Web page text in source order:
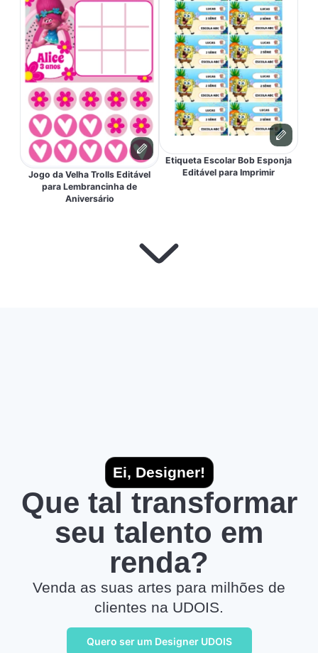
Jogo da Velha Trolls Editável
para Lembrancinha de
Aniversário
Etiqueta Escolar Bob Esponja
Editável para Imprimir
Ei, Designer!
Que tal transformar
seu talento em
renda?
Venda as suas artes para milhões de
clientes na UDOIS.
Quero ser um Designer UDOIS